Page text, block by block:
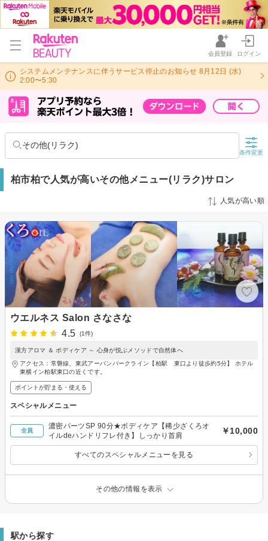
会員登録 ログイン
システムメンテナンスに伴うサービス停止のお知らせ 8月12日 (水)
2:00〜5:30
その他(リラク)
条件変更
柏市柏で人気が高いその他メニュー(リラク)サロン
人気が高い順
ウエルネス Salon さなさな
4.5
(1件)
漢方アロマ ＆ ボディケア ～ 心身が悦ぶメソッドで自然体へ
アクセス：常磐線、東武アーバンパークライン【柏駅 東口より徒歩約5分】 ホテル
東横イン柏駅東口の近くです。
ポイントが貯まる・使える
スペシャルメニュー
全員
濃密パーツSP 90分★ボディケア【稀少ざくろオ
イルdeハンドリフレ付き】しっかり首肩
￥10,000
すべてのスペシャルメニューを見る
その他の情報を表示
駅から探す